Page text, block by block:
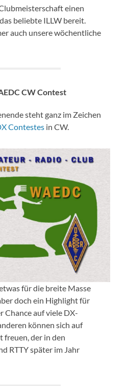
einen
beliebte ILLW bereit.
auch unsere wöchentliche
CW Contest
steht ganz im Zeichen
Contestes in CW.
für die breite Masse
doch ein Highlight für
Chance auf viele DX-
können sich auf
freuen, der in den
RTTY später im Jahr